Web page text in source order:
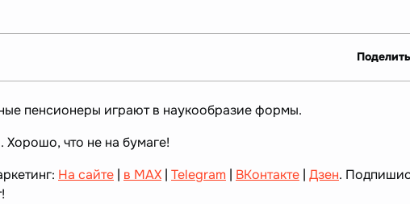
пенсионеры играют в наукообразие формы.
Хорошо, что не на бумаге!
На сайте | в MAX | Telegram | ВКонтакте | Дзен.